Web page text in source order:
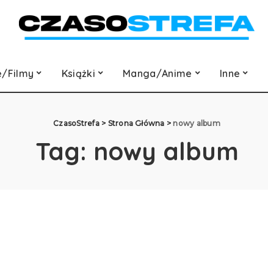
Filmy Książki Manga/Anime Inne
CzasoStrefa> Strona Główna >nowy album
Tag: nowy album